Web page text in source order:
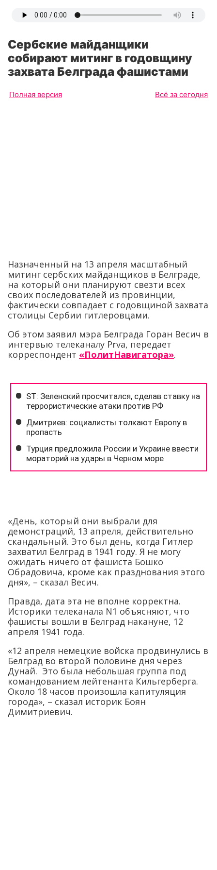
Сербские майданщики
собирают митинг в годовщину
захвата Белграда фашистами
Полная версия Всё за сегодня
Назначенный на 13 апреля масштабный
митинг сербских майданщиков в Белграде,
на который они планируют свезти всех
своих последователей из провинции,
фактически совпадает с годовщиной захвата
столицы Сербии гитлеровцами.
Об этом заявил мэра Белграда Горан Весич в
интервью телеканалу Prva, передает
корреспондент «ПолитНавигатора».
«День, который они выбрали для
демонстраций, 13 апреля, действительно
скандальный. Это был день, когда Гитлер
захватил Белград в 1941 году. Я не могу
ожидать ничего от фашиста Бошко
Обрадовича, кроме как празднования этого
дня», – сказал Весич.
Правда, дата эта не вполне корректна.
Историки телеканала N1 объясняют, что
фашисты вошли в Белград накануне, 12
апреля 1941 года.
«12 апреля немецкие войска продвинулись в
Белград во второй половине дня через
Дунай. Это была небольшая группа под
командованием лейтенанта Кильгерберга.
Около 18 часов произошла капитуляция
города», – сказал историк Боян
Димитриевич.